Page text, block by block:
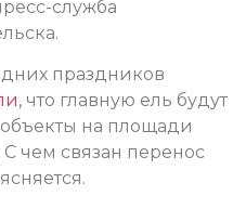
служба
праздников
, что главную ель будут
объекты на площади
чем связан перенос